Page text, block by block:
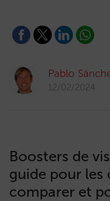
Pablo
12/02/2024
Boosters de
guide pour les
comparer et